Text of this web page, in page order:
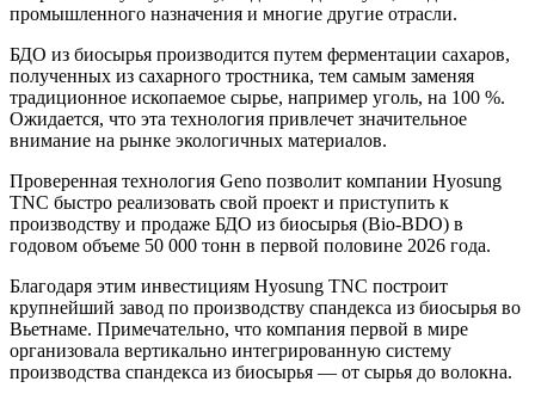
промышленного назначения и многие другие отрасли.
БДО из биосырья производится путем ферментации сахаров,
полученных из сахарного тростника, тем самым заменяя
традиционное ископаемое сырье, например уголь, на 100 %.
Ожидается, что эта технология привлечет значительное
внимание на рынке экологичных материалов.
Проверенная технология Geno позволит компании Hyosung
TNC быстро реализовать свой проект и приступить к
производству и продаже БДО из биосырья (Bio-BDO) в
годовом объеме 50 000 тонн в первой половине 2026 года.
Благодаря этим инвестициям Hyosung TNC построит
крупнейший завод по производству спандекса из биосырья во
Вьетнаме. Примечательно, что компания первой в мире
организовала вертикально интегрированную систему
производства спандекса из биосырья — от сырья до волокна.